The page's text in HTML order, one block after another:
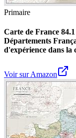
Primaire
Carte de France
Départements
d'expérience dans la
Voir sur Amazon